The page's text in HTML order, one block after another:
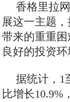
香格里拉
展这一主题
带来的重重
良好的投资
据统计，1
比增长10.9%